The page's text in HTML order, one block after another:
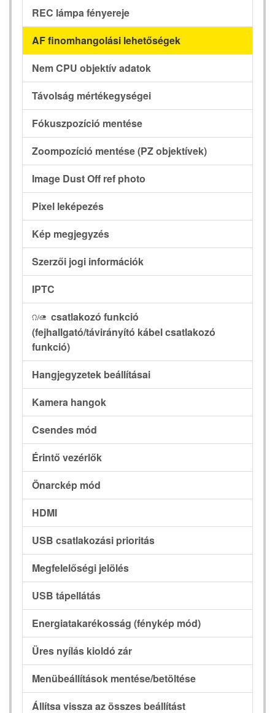
REC lámpa fényereje
AF finomhangolási lehetőségek
Nem CPU objektív adatok
Távolság mértékegységei
Fókuszpozíció mentése
Zoompozíció mentése (PZ objektívek)
Image Dust Off ref photo
Pixel leképezés
Kép megjegyzés
Szerzői jogi információk
IPTC
I csatlakozó funkció
(fejhallgató/távirányító kábel csatlakozó
funkció)
Hangjegyzetek beállításai
Kamera hangok
Csendes mód
Érintő vezérlők
Önarckép mód
HDMI
USB csatlakozási prioritás
Megfelelőségi jelölés
USB tápellátás
Energiatakarékosság (fénykép mód)
Üres nyílás kioldó zár
Menübeállítások mentése/betöltése
Állítsa vissza az összes beállítást